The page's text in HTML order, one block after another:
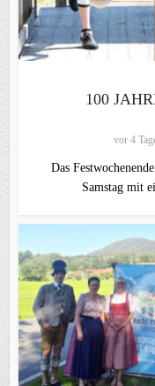
100
vor 4
Das
Samstag mit